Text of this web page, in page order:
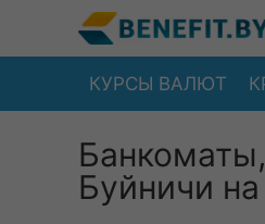
КУРСЫ ВАЛЮТ
Буйничи на